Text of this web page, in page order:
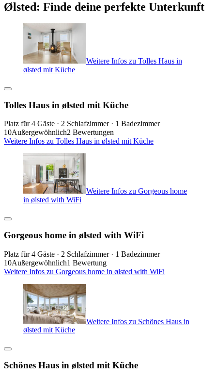
Ølsted: Finde deine perfekte Unterkunft
Weitere Infos zu Tolles Haus in
ølsted mit Küche
Tolles Haus in ølsted mit Küche
Platz für 4 Gäste · 2 Schlafzimmer · 1 Badezimmer
10Außergewöhnlich2 Bewertungen
Weitere Infos zu Tolles Haus in ølsted mit Küche
Weitere Infos zu Gorgeous home
in ølsted with WiFi
Gorgeous home in ølsted with WiFi
Platz für 4 Gäste · 2 Schlafzimmer · 1 Badezimmer
10Außergewöhnlich1 Bewertung
Weitere Infos zu Gorgeous home in ølsted with WiFi
Weitere Infos zu Schönes Haus in
ølsted mit Küche
Schönes Haus in ølsted mit Küche